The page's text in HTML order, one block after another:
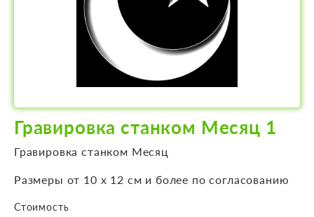
Гравировка станком Месяц 1
Гравировка станком Месяц
Размеры от 10 х 12 см и более по согласованию
Стоимость